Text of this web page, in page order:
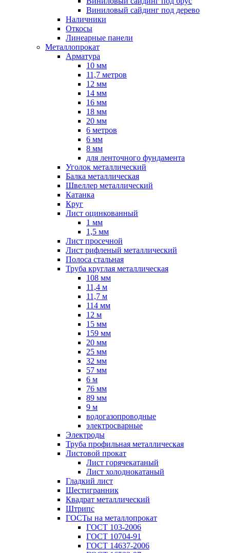
Виниловый сайдинг под дерево
Наличники
Откосы
Линеарные панели
Металлопрокат
Арматура
10 мм
11,7 метров
12 мм
14 мм
16 мм
18 мм
20 мм
6 метров
6 мм
8 мм
для ленточного фундамента
Уголок металлический
Балка металлическая
Швеллер металлический
Катанка
Круг
Лист оцинкованный
1 мм
1,5 мм
Лист просечной
Лист рифленый металлический
Полоса стальная
Труба круглая металлическая
108 мм
11,4 м
11,7 м
114 мм
12 м
15 мм
159 мм
20 мм
25 мм
32 мм
57 мм
6 м
76 мм
89 мм
9 м
водогазопроводные
электросварные
Электроды
Труба профильная металлическая
Листовой прокат
Лист горячекатаный
Лист холоднокатаный
Гладкий лист
Шестигранник
Квадрат металлический
Штрипс
ГОСТы на металлопрокат
ГОСТ 103-2006
ГОСТ 10704-91
ГОСТ 14637-2006